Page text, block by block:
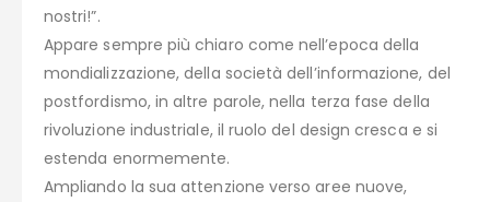
nostri!”.
Appare sempre più chiaro come nell’epoca della
mondializzazione, della società dell’informazione, del
postfordismo, in altre parole, nella terza fase della
rivoluzione industriale, il ruolo del design cresca e si
estenda enormemente.
Ampliando la sua attenzione verso aree nuove,